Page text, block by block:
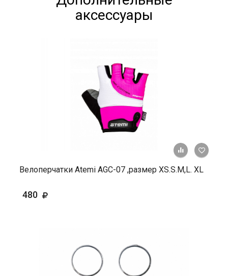
аксессуары
+ К
Велоперчатки Atemi AGC-07 ,размер XS.S.М,L. ХL
480